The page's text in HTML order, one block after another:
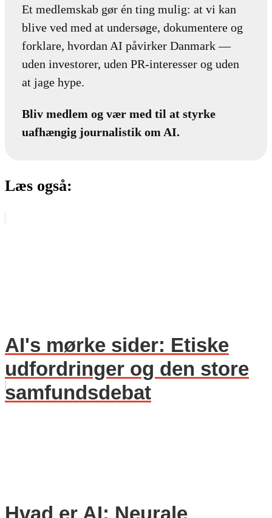
Et medlemskab gør én ting mulig: at vi kan
blive ved med at undersøge, dokumentere og
forklare, hvordan AI påvirker Danmark —
uden investorer, uden PR-interesser og uden
at jage hype.
Bliv medlem og vær med til at styrke
uafhængig journalistik om AI.
Læs også:
AI's mørke sider: Etiske
udfordringer og den store
samfundsdebat
Hvad er AI: Neurale